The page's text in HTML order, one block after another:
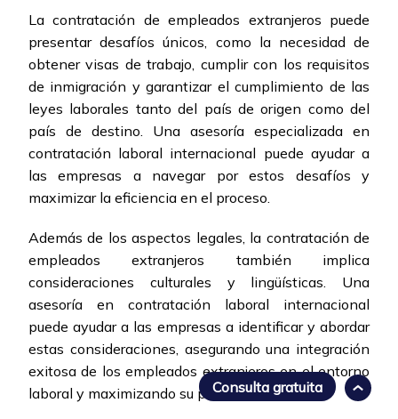
La contratación de empleados extranjeros puede
presentar desafíos únicos, como la necesidad de
obtener visas de trabajo, cumplir con los requisitos
de inmigración y garantizar el cumplimiento de las
leyes laborales tanto del país de origen como del
país de destino. Una asesoría especializada en
contratación laboral internacional puede ayudar a
las empresas a navegar por estos desafíos y
maximizar la eficiencia en el proceso.
Además de los aspectos legales, la contratación de
empleados extranjeros también implica
consideraciones culturales y lingüísticas. Una
asesoría en contratación laboral internacional
puede ayudar a las empresas a identificar y abordar
estas consideraciones, asegurando una integración
exitosa de los empleados extranjeros en el entorno
laboral y maximizando su productividad.
Consulta gratuita